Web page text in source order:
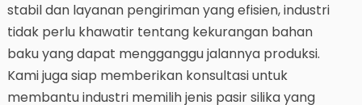
stabil dan layanan pengiriman yang efisien, industri
tidak perlu khawatir tentang kekurangan bahan
baku yang dapat mengganggu jalannya produksi.
Kami juga siap memberikan konsultasi untuk
membantu industri memilih jenis pasir silika yang